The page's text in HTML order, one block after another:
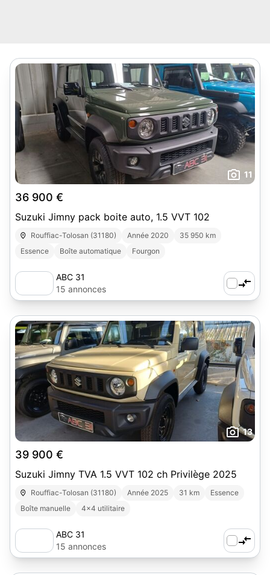
11
36 900 €
Suzuki Jimny pack boite auto, 1.5 VVT 102
Rouffiac-Tolosan (31180) Année 2020
35 950 km
Essence
Boîte automatique Fourgon
ABC 31
15 annonces
13
39 900 €
Suzuki Jimny TVA 1.5 VVT 102 ch Privilège 2025
Rouffiac-Tolosan (31180) Année 2025 31 km
Essence
Boîte manuelle
4x4 utilitaire
ABC 31
15 annonces